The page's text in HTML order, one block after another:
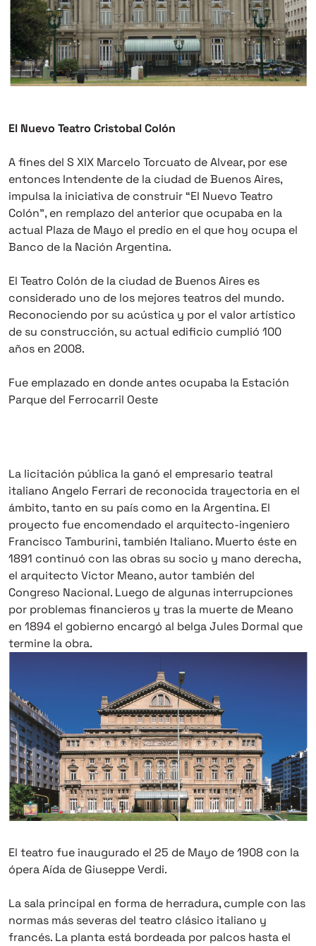
El Nuevo Teatro Cristobal Colón
A fines del S XIX Marcelo Torcuato de Alvear, por ese
entonces Intendente de la ciudad de Buenos Aires,
impulsa la iniciativa de construir “El Nuevo Teatro
Colón”, en remplazo del anterior que ocupaba en la
actual Plaza de Mayo el predio en el que hoy ocupa el
Banco de la Nación Argentina.
El Teatro Colón de la ciudad de Buenos Aires es
considerado uno de los mejores teatros del mundo.
Reconociendo por su acústica y por el valor artístico
de su construcción, su actual edificio cumplió 100
años en 2008.
Fue emplazado en donde antes ocupaba la Estación
Parque del Ferrocarril Oeste
La licitación pública la ganó el empresario teatral
italiano Angelo Ferrari de reconocida trayectoria en el
ámbito, tanto en su país como en la Argentina. El
proyecto fue encomendado el arquitecto-ingeniero
Francisco Tamburini, también Italiano. Muerto éste en
1891 continuó con las obras su socio y mano derecha,
el arquitecto Victor Meano, autor también del
Congreso Nacional. Luego de algunas interrupciones
por problemas financieros y tras la muerte de Meano
en 1894 el gobierno encargó al belga Jules Dormal que
termine la obra.
El teatro fue inaugurado el 25 de Mayo de 1908 con la
ópera Aída de Giuseppe Verdi.
La sala principal en forma de herradura, cumple con las
normas más severas del teatro clásico italiano y
francés. La planta está bordeada por palcos hasta el